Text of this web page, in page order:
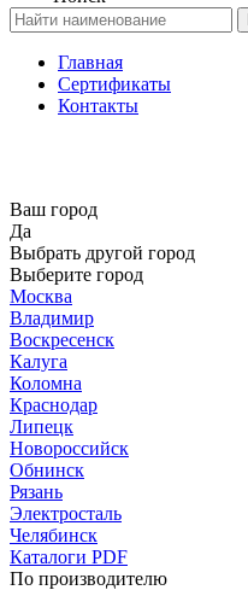
Главная
Сертификаты
Контакты
Ваш город
Да
Выбрать другой город
Выберите город
Москва
Владимир
Воскресенск
Калуга
Коломна
Краснодар
Липецк
Новороссийск
Обнинск
Рязань
Электросталь
Челябинск
Каталоги PDF
По производителю